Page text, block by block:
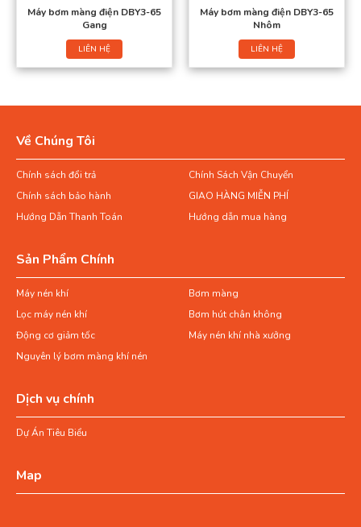
Máy bơm màng điện DBY3-65
Gang
LIÊN HỆ
Máy bơm màng điện DBY3-65
Nhôm
LIÊN HỆ
Về Chúng Tôi
Chính sách đổi trả
Chính Sách Vận Chuyển
Chính sách bảo hành
GIAO HÀNG MIỄN PHÍ
Hướng Dẫn Thanh Toán
Hướng dẫn mua hàng
Sản Phẩm Chính
Máy nén khí
Bơm màng
Lọc máy nén khí
Bơm hút chân không
Động cơ giảm tốc
Máy nén khí nhà xưởng
Nguyên lý bơm màng khí nén
Dịch vụ chính
Dự Án Tiêu Biểu
Map